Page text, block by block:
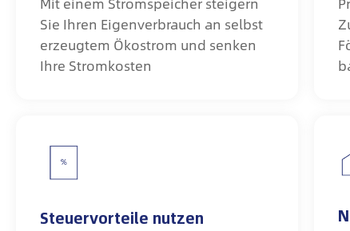
Sie Ihren Eigenverbrauch an selbst
erzeugtem Ökostrom und senken
Ihre Stromkosten
Steuervorteile nutzen